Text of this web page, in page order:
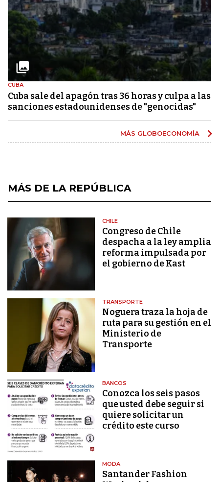
CUBA
Cuba sale del apagón tras 36 horas y culpa a las
sanciones estadounidenses de "genocidas"
MÁS GLOBOECONOMÍA
MÁS DE LA REPÚBLICA
CHILE
Congreso de Chile
despacha a la ley amplia
reforma impulsada por
el gobierno de Kast
TRANSPORTE
Noguera traza la hoja de
ruta para su gestión en el
Ministerio de
Transporte
BANCOS
Conozca los seis pasos
que usted debe seguir si
quiere solicitar un
crédito este curso
MODA
Santander Fashion